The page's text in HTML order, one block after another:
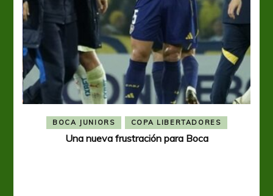
BOCA JUNIORS COPA LIBERTADORES
Una nueva frustración para Boca